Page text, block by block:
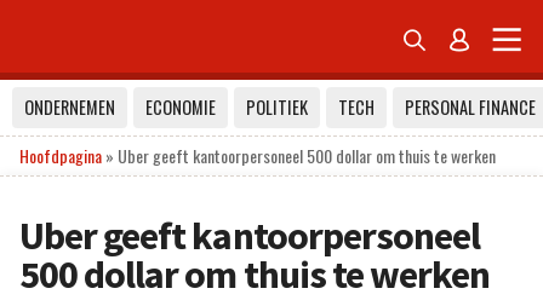
 
ONDERNEMEN ECONOMIE POLITIEK TECH
PERSONAL FINANCE
Hoofdpagina» Uber geeft kantoorpersoneel 500 dollar om thuis te werken
Uber geeft kantoorpersoneel
500 dollar om thuis te werken